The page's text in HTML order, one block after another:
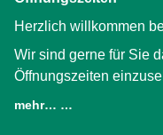
Herzlich willkommen
Wir sind gerne für Sie
Öffnungszeiten
mehr… …